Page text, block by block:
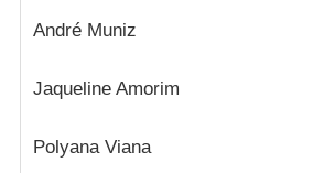
André Muniz
Jaqueline Amorim
Polyana Viana